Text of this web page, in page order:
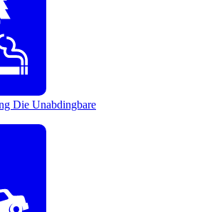
Die Unabdingbare